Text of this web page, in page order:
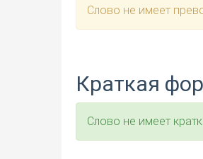
Слово не имеет
Краткая
Слово не имеет